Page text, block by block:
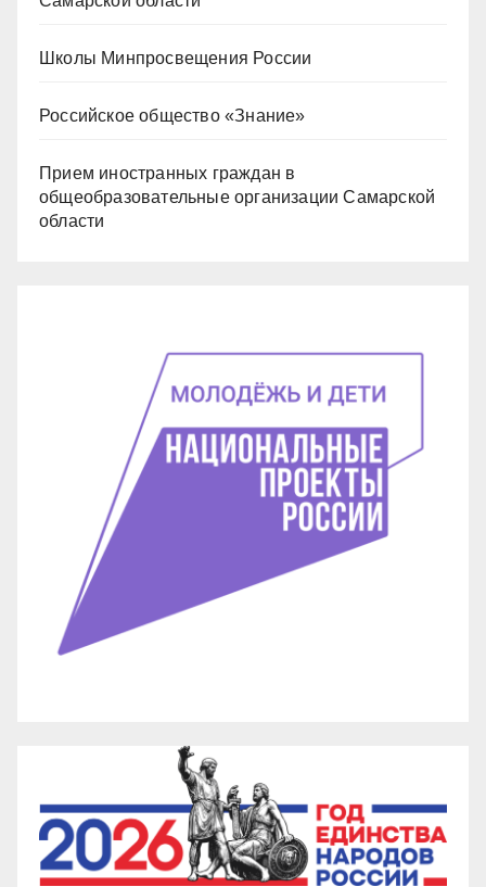
Школы Минпросвещения России
Российское общество «Знание»
Прием иностранных граждан в
общеобразовательные организации Самарской
области